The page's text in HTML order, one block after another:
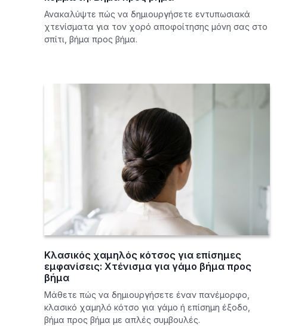
Ανακαλύψτε πώς να δημιουργήσετε εντυπωσιακά
χτενίσματα για τον χορό αποφοίτησης μόνη σας στο
σπίτι, βήμα προς βήμα.
Κλασικός χαμηλός κότσος για επίσημες
εμφανίσεις: Χτένισμα για γάμο βήμα προς
βήμα
Μάθετε πώς να δημιουργήσετε έναν πανέμορφο,
κλασικό χαμηλό κότσο για γάμο ή επίσημη έξοδο,
βήμα προς βήμα με απλές συμβουλές.